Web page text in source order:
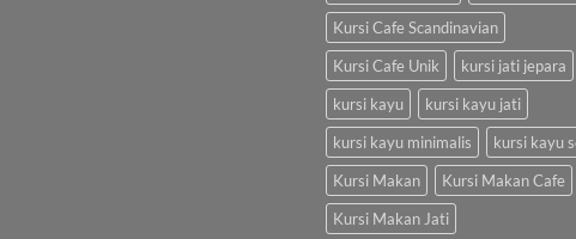
Kursi Cafe Scandinavian
Kursi Cafe Unik
kursi jati jepara
kursi kayu
kursi kayu jati
kursi kayu minimalis
kursi kayu
Kursi Makan
Kursi Makan Cafe
Kursi Makan Jati